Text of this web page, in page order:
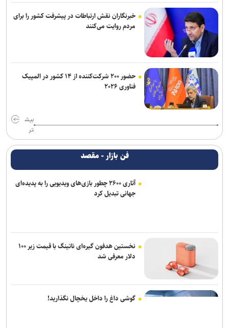
خبرنگاران نقش ارتباطات در پیشرفت کشور را برای
مردم روایت می‌کنند
حضور ۲۰۰ شرکت‌کننده از ۱۴ کشور در المپیک
فناوری ۲۰۲۶
بیش
تر
فن بازار - مقصد
آتاری ۲۶۰۰ چطور بازی‌های ویدیویی را به پدیده‌ای
جهانی تبدیل کرد
نخستین هدفون گیره‌ای ناتینگ با قیمت زیر ۱۰۰
دلار معرفی شد
گوشی داغ را داخل یخچال نگذارید!